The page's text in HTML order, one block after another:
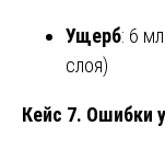
Ущерб: 6
слоя)
Кейс 7. Ошибки